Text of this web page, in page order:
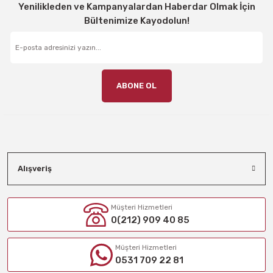
Yenilikleden ve Kampanyalardan Haberdar Olmak İçin
Bültenimize Kayodolun!
ABONE OL
Alışveriş
Müşteri Hizmetleri
0(212) 909 40 85
Müşteri Hizmetleri
0531 709 22 81